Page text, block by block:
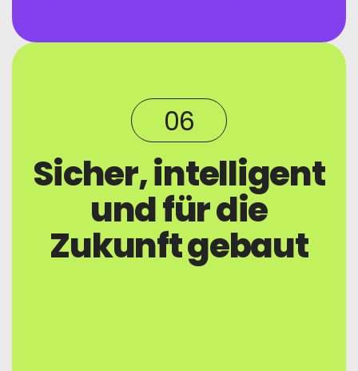
06
Sicher, intelligent
und für die
Zukunft gebaut